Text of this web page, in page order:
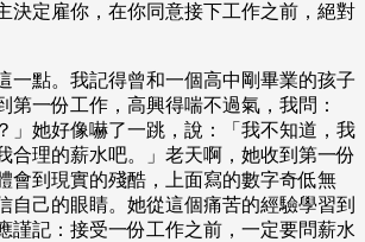
決定雇你，在你同意接下工作之前，絕對
一點。我記得曾和一個高中剛畢業的孩子
第一份工作，高興得喘不過氣，我問：
」她好像嚇了一跳，說：「我不知道，我
合理的薪水吧。」老天啊，她收到第一份
會到現實的殘酷，上面寫的數字奇低無
自己的眼睛。她從這個痛苦的經驗學習到
謹記：接受一份工作之前，一定要問薪水